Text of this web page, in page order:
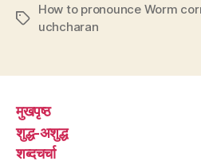
Tags
How to pronounce Worm
uchcharan
मुखपृष्ठ
शुद्ध-अशुद्ध
शब्दचर्चा